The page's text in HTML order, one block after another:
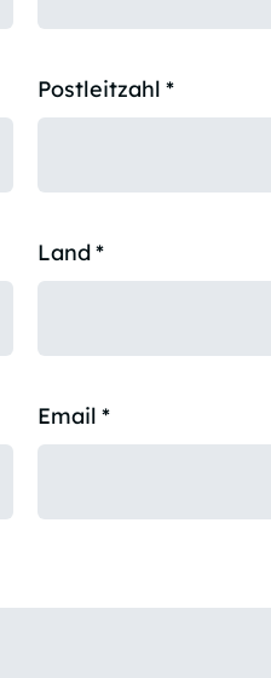
Postleitzahl *
Land*
Email *